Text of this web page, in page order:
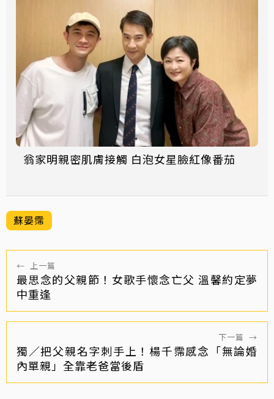
翁家明親密肌膚接觸 白泡女星臉紅像番茄
蘇晏霈
← 上一篇
最思念的父親節！女歌手懷念亡父 溫馨約定夢
中重逢
下一篇 →
獨／把父親名字刺手上！楊千霈感念「無論婚
內單親」全靠老爸當後盾